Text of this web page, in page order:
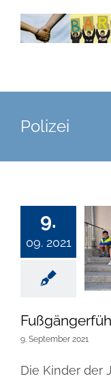
Zum
Inhalt
Polizei
9.
09. 2021
9. September 2021
Die Kinder der